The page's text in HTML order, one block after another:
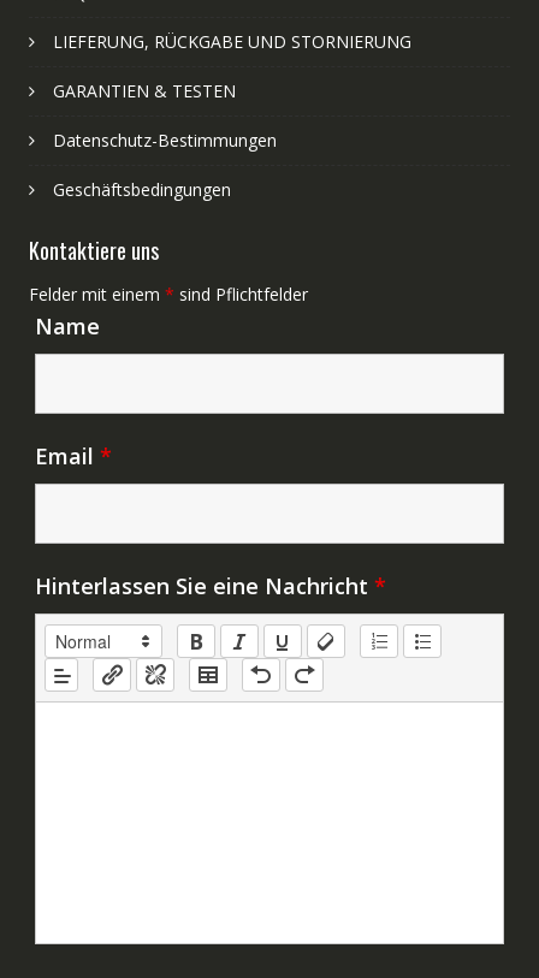
LIEFERUNG, RÜCKGABE UND STORNIERUNG
GARANTIEN & TESTEN
Datenschutz-Bestimmungen
Geschäftsbedingungen
Kontaktiere uns
Felder mit einem * sind Pflichtfelder
Name
Email *
Hinterlassen Sie eine Nachricht *